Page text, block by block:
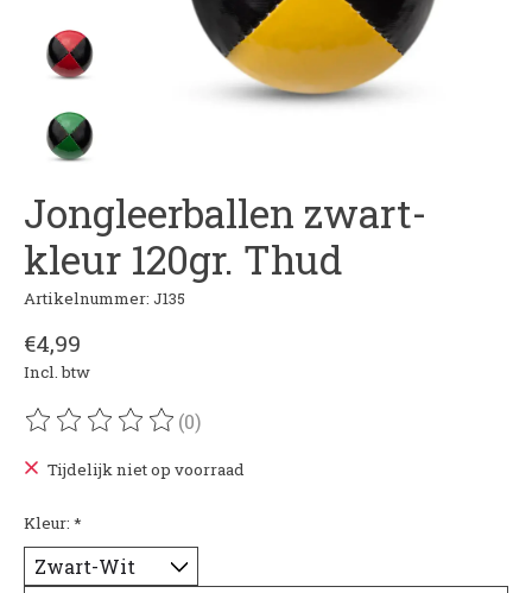
Jongleerballen zwart-
kleur 120gr. Thud
Artikelnummer: J135
€4,99
Incl. btw
De beoordeling van dit product is
(0)
Tijdelijk niet op voorraad
Kleur: *